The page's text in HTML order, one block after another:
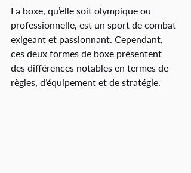
La boxe, qu’elle soit olympique ou
professionnelle, est un sport de combat
exigeant et passionnant. Cependant,
ces deux formes de boxe présentent
des différences notables en termes de
règles, d’équipement et de stratégie.